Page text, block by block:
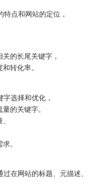
点和网站的定位，
的长尾关键字，
转化率。
选择和优化，
的关键字。
。
在网站的标题、元描述、